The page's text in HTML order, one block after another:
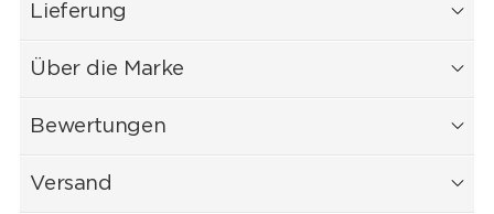
Lieferung
Über die Marke
Bewertungen
Versand